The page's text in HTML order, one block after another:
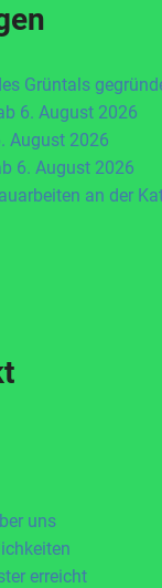
Grüntals
6. August 2026
August 2026
6. August 2026
an der
uns
erreicht